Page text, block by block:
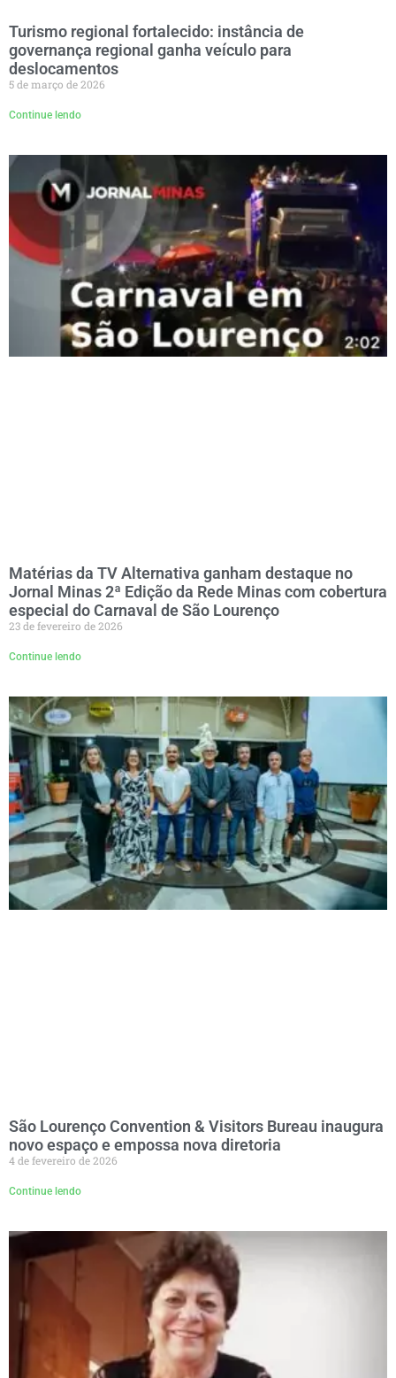
Turismo regional fortalecido: instância de
governança regional ganha veículo para
deslocamentos
5 de março de 2026
Continue lendo
Matérias da TV Alternativa ganham destaque no
Jornal Minas 2ª Edição da Rede Minas com cobertura
especial do Carnaval de São Lourenço
23 de fevereiro de 2026
Continue lendo
São Lourenço Convention & Visitors Bureau inaugura
novo espaço e empossa nova diretoria
4 de fevereiro de 2026
Continue lendo